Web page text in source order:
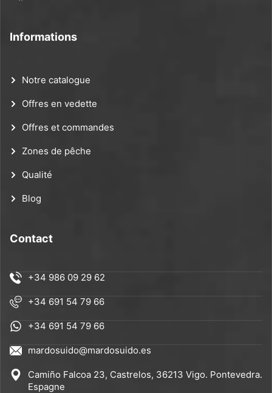
Informations
Notre catalogue
Offres en vedette
Offres et commandes
Zones de pêche
Qualité
Blog
Contact
+34 986 09 29 62
+34 691 54 79 66
+34 691 54 79 66
mardosuido@mardosuido.es
Camiño Falcoa 23, Castrelos, 36213 Vigo. Pontevedra.
Espagne